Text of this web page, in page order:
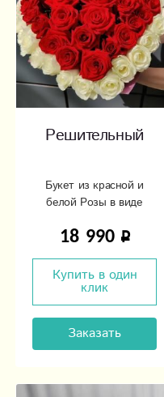
Решительный
Букет из красной и
белой Розы в виде
18 990
Купить в один
клик
Заказать